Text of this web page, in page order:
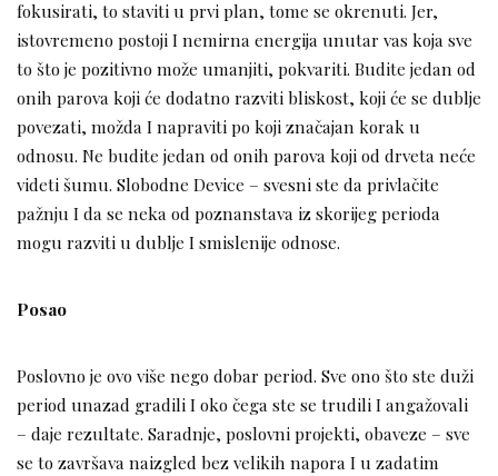
fokusirati, to staviti u prvi plan, tome se okrenuti. Jer,
istovremeno postoji I nemirna energija unutar vas koja sve
to što je pozitivno može umanjiti, pokvariti. Budite jedan od
onih parova koji će dodatno razviti bliskost, koji će se dublje
povezati, možda I napraviti po koji značajan korak u
odnosu. Ne budite jedan od onih parova koji od drveta neće
videti šumu. Slobodne Device – svesni ste da privlačite
pažnju I da se neka od poznanstava iz skorijeg perioda
mogu razviti u dublje I smislenije odnose.
Posao
Poslovno je ovo više nego dobar period. Sve ono što ste duži
period unazad gradili I oko čega ste se trudili I angažovali
– daje rezultate. Saradnje, poslovni projekti, obaveze – sve
se to završava naizgled bez velikih napora I u zadatim